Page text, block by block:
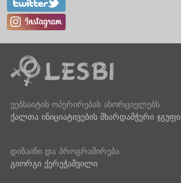
ვებსაიტის ოპერირებას ახორციელებს
ქალთა ინიციატივების მხარდამჭერი ჯგუფი
დიზაინი და პროგრამირება
გიორგი ქერეჭაშვილი